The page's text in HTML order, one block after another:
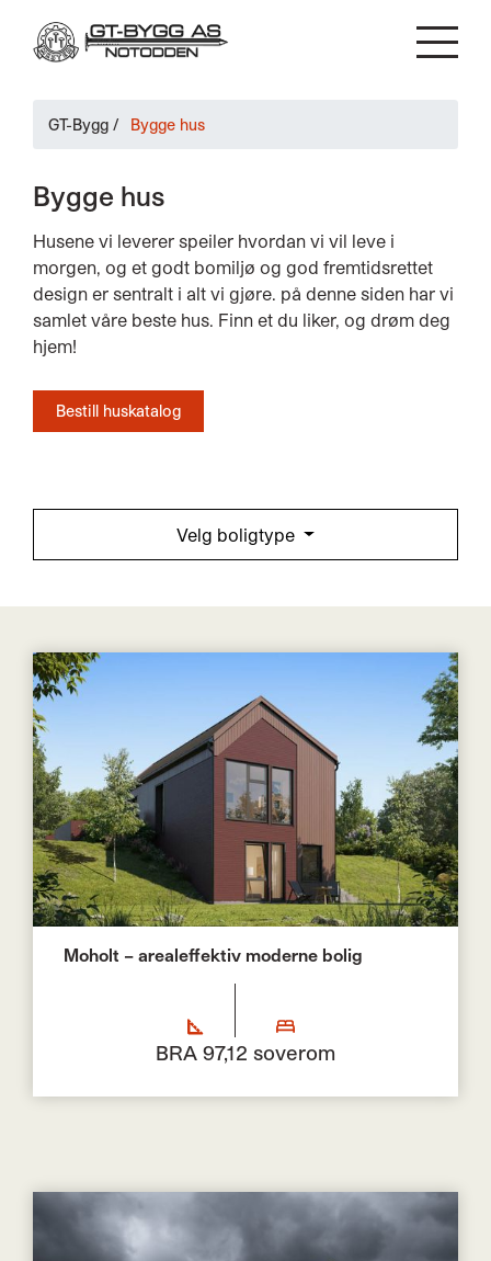
GT-Bygg / Bygge hus
Bygge hus
Husene vi leverer speiler hvordan vi vil leve i
morgen, og et godt bomiljø og god fremtidsrettet
design er sentralt i alt vi gjøre. på denne siden har vi
samlet våre beste hus. Finn et du liker, og drøm deg
hjem!
Bestill huskatalog
Velg boligtype
Moholt – arealeffektiv moderne bolig
BRA 97,12 soverom